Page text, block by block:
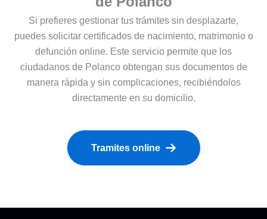
Si prefieres gestionar tus trámites sin desplazarte,
puedes solicitar certificados de nacimiento, matrimonio o
defunción online. Este servicio permite que los
ciudadanos de Polanco obtengan sus documentos de
manera rápida y sin complicaciones, recibiéndolos
directamente en su domicilio.
Tramites online